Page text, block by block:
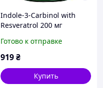
Indole-3-Carbinol with
Resveratrol 200 мг
Готово к отправке
919₴
Купить